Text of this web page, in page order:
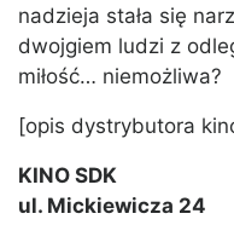
nadzieja stała się
dwojgiem ludzi z
miłość… niemożliwa?
[opis dystrybutora
KINO SDK
ul. Mickiewicza 24